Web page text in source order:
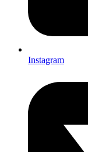
Instagram